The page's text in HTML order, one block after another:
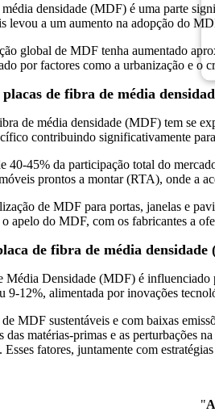
densidade (MDF) é uma parte
levou a um aumento na adopção do
global de MDF tenha aumentado
por factores como a urbanização e o
placas de fibra de média
de média densidade (MDF) tem se
contribuindo significativamente
40-45% da participação total do
prontos a montar (RTA), onde a
de MDF para portas, janelas e
apelo do MDF, com os fabricantes a
de fibra de média densidade
Média Densidade (MDF) é
12%, alimentada por inovações
MDF sustentáveis ​​e com baixas
matérias-primas e as perturbações
fatores, juntamente com
"